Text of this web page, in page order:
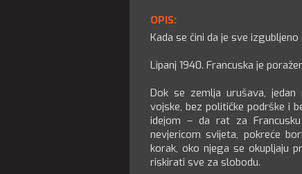
OPIS:
Kada se čini da je sve
Lipanj 1940. Francuska je
Dok se zemlja urušava,
vojske, bez političke podrške i
idejom – da rat za
nevjericom svijeta, pokreće
korak, oko njega se okupljaju
riskirati sve za slobodu.